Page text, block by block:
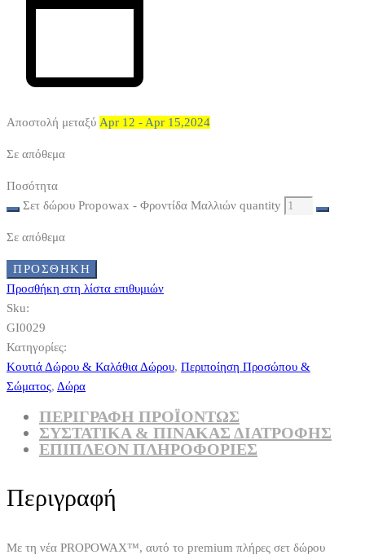
Αποστολή μεταξύ Apr 12 - Apr 15,2024
Σε απόθεμα
Ποσότητα
Σετ δώρου Propowax - Φροντίδα Μαλλιών quantity
Σε απόθεμα
ΠΡΟΣΘΉΚΗ
Προσθήκη στη λίστα επιθυμιών
Sku:
GI0029
Κατηγορίες:
Κουτιά Δώρου & Καλάθια Δώρου, Περιποίηση Προσώπου &
Σώματος, Δώρα
ΠΕΡΙΓΡΑΦΗ ΠΡΟΪΟΝΤΩΣ
ΣΥΣΤΑΤΙΚΆ & ΠΊΝΑΚΑΣ ΔΙΑΤΡΟΦΉΣ
ΕΠΙΠΛΈΟΝ ΠΛΗΡΟΦΟΡΊΕΣ
Περιγραφή
Με τη νέα PROPOWAX™, αυτό το premium πλήρες σετ δώρου